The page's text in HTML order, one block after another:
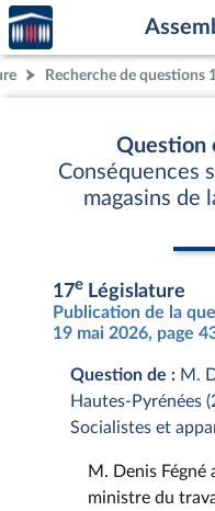
Aller au contenu
Aller en bas de la page
Accèder
à la
page
d'accueilRecherche de questions
Question
Conséquences
magasins de
17e Législature
Publication de la
19 mai 2026, page
Question de : M.
Hautes-Pyrénées
Socialistes et
M. Denis
ministre du